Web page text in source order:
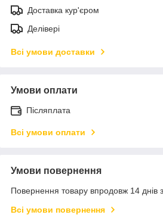
Доставка кур'єром
Делівері
Всі умови доставки
Умови оплати
Післяплата
Всі умови оплати
Умови повернення
Повернення товару впродовж 14 днів
Всі умови повернення